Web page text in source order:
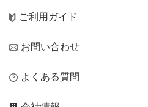
ご利用ガイド
お問い合わせ
よくある質問